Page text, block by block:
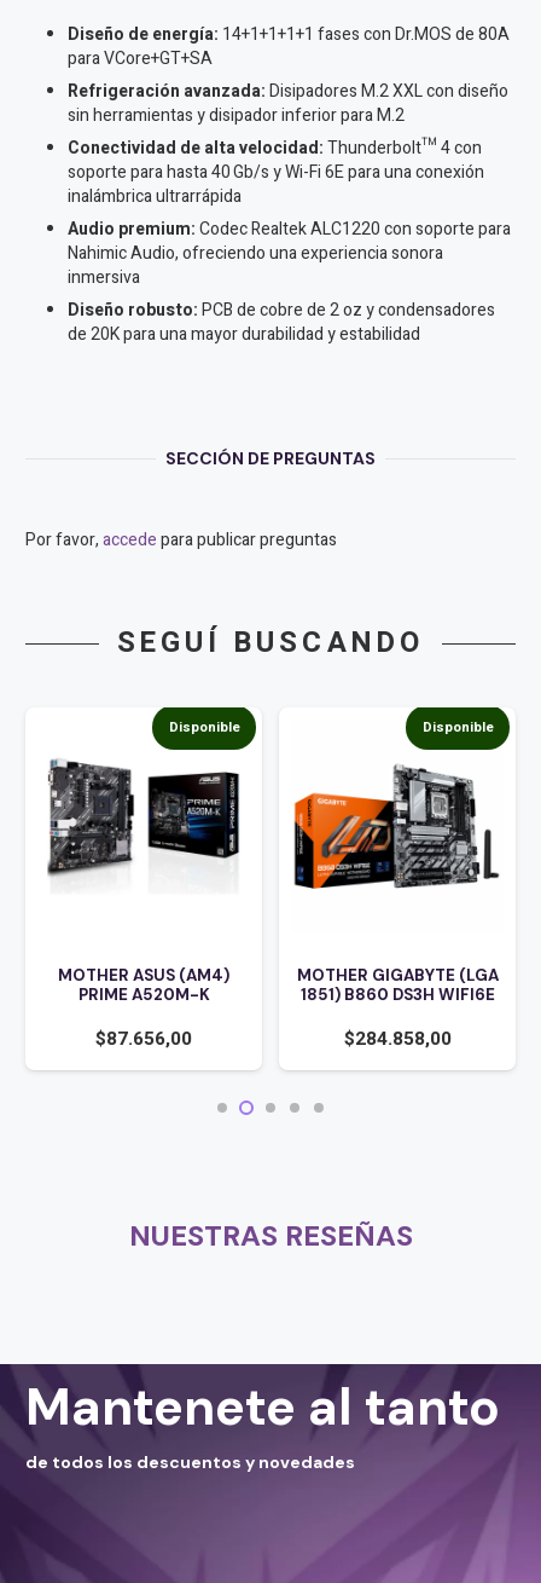
Diseño de energía: 14+1+1+1+1 fases con Dr.MOS de 80A
para VCore+GT+SA
Refrigeración avanzada:Disipadores M.2 XXL con diseño
sin herramientas y disipador inferior para M.2
Conectividad de alta velocidad:Thunderbolt™ 4 con
soporte para hasta 40 Gb/s y Wi-Fi 6E para una conexión
inalámbrica ultrarrápida
Audio premium:Codec Realtek ALC1220 con soporte para
Nahimic Audio, ofreciendo una experiencia sonora
inmersiva
Diseño robusto:PCB de cobre de 2 oz y condensadores
de 20K para una mayor durabilidad y estabilidad
SECCIÓN DE PREGUNTAS
Por favor,accedepara publicar preguntas
SEGUÍ BUSCANDO
Disponible
MOTHER ASUS (AM4)
PRIME A520M-K
$87.656,00
Disponible
MOTHER GIGABYTE (LGA
1851) B860 DS3H WIFI6E
$284.858,00
NUESTRAS RESEÑAS
Mantenete al tanto
de todos los descuentos y novedades